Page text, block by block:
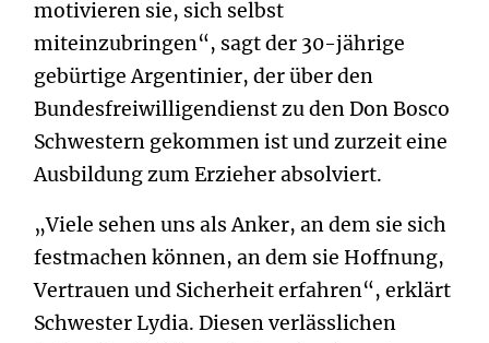
motivieren sie, sich selbst
miteinzubringen“, sagt der 30-jährige
gebürtige Argentinier, der über den
Bundesfreiwilligendienst zu den Don Bosco
Schwestern gekommen ist und zurzeit eine
Ausbildung zum Erzieher absolviert.
„Viele sehen uns als Anker, an dem sie sich
festmachen können, an dem sie Hoffnung,
Vertrauen und Sicherheit erfahren“, erklärt
Schwester Lydia. Diesen verlässlichen